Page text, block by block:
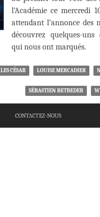
l’Académie ce mercredi
attendant l’annonce des
découvrez quelques-uns
qui nous ont marqués.
LES CÉSAR LOUISE MERCADIER
SÉBASTIEN BETBEDER
CONTACTEZ-NOUS